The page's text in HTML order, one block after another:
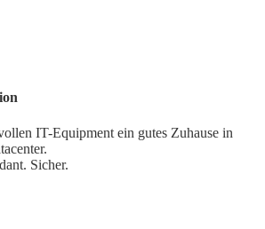
IT-Equipment ein gutes Zuhause in
Sicher.